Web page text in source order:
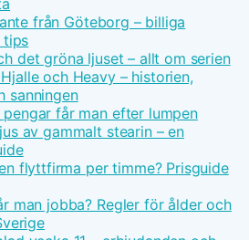
från Göteborg – billiga
tips
det gröna ljuset – allt om serien
och Heavy – historien,
sanningen
får man efter lumpen
av gammalt stearin – en
flyttfirma per timme? Prisguide
man jobba? Regler för ålder och